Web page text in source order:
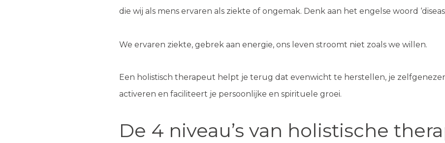
die wij als mens ervaren als ziekte of ongemak. Denk aan het engelse woord ‘disease =
We ervaren ziekte, gebrek aan energie, ons leven stroomt niet zoals we willen.
Een holistisch therapeut helpt je terug dat evenwicht te herstellen, je
activeren en faciliteert je persoonlijke en spirituele groei.
De 4 niveau’s van holistische